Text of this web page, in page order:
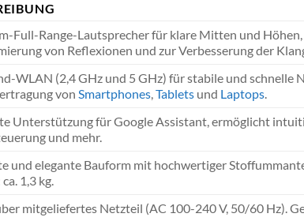
Full-Range-Lautsprecher für klare Mitten und
von Reflexionen und zur Verbesserung der
WLAN (2,4 GHz und 5 GHz) für stabile und
von Smartphones,Tabletsund Laptops.
Unterstützung für Google Assistant, ermöglicht
und mehr.
und elegante Bauform mit hochwertiger
1,3 kg.
mitgeliefertes Netzteil (AC 100-240 V, 50/60 Hz).